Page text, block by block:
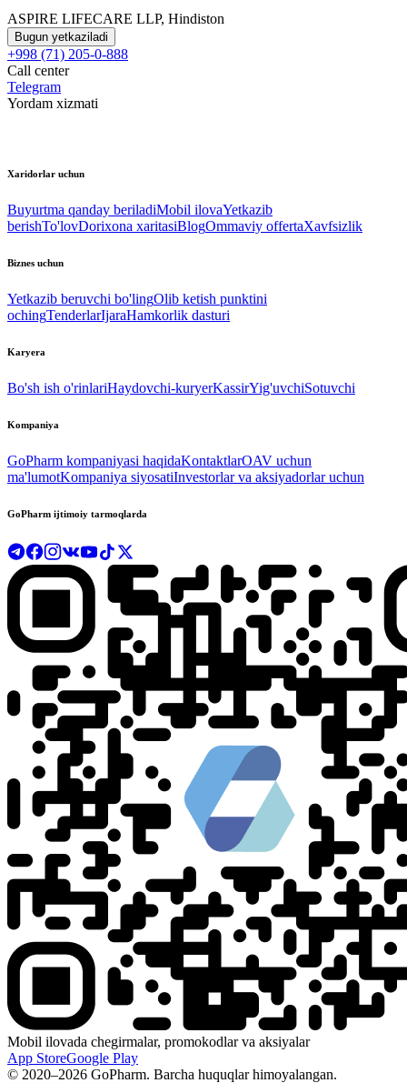
ASPIRE LIFECARE LLP, Hindiston
Bugun yetkaziladi
+998 (71) 205-0-888
Call center
Telegram
Yordam xizmati
Xaridorlar uchun
Buyurtma qanday beriladiMobil ilovaYetkazib
berishTo'lovDorixona xaritasiBlogOmmaviy offertaXavfsizlik
Biznes uchun
Yetkazib beruvchi bo'lingOlib ketish punktini
ochingTenderlarIjaraHamkorlik dasturi
Karyera
Bo'sh ish o'rinlariHaydovchi-kuryerKassirYig'uvchiSotuvchi
Kompaniya
GoPharm kompaniyasi haqidaKontaktlarOAV uchun
ma'lumotKompaniya siyosatiInvestorlar va aksiyadorlar uchun
GoPharm ijtimoiy tarmoqlarda
Mobil ilovada chegirmalar, promokodlar va aksiyalar
App StoreGoogle Play
© 2020–2026 GoPharm. Barcha huquqlar himoyalangan.